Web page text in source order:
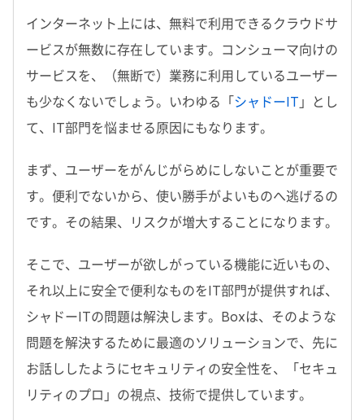
インターネット上には、無料で利用できるクラウドサ
ービスが無数に存在しています。コンシューマ向けの
サービスを、（無断で）業務に利用しているユーザー
も少なくないでしょう。いわゆる「シャドーIT 」とし
て、IT部門を悩ませる原因にもなります。
まず、ユーザーをがんじがらめにしないことが重要で
す。便利でないから、使い勝手がよいものへ逃げるの
です。その結果、リスクが増大することになります。
そこで、ユーザーが欲しがっている機能に近いもの、
それ以上に安全で便利なものをIT部門が提供すれば、
シャドーITの問題は解決します。Boxは、そのような
問題を解決するために最適のソリューションで、先に
お話ししたようにセキュリティの安全性を、「セキュ
リティのプロ」の視点、技術で提供しています。